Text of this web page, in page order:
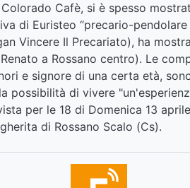
Cafè, si è spesso
di Euristeo “precario-
Vincere Il Precariato), ha
a Rossano centro). Le
e signore di una certa età,
possibilità di vivere
per le 18 di Domenica 13
di Rossano Scalo (Cs).